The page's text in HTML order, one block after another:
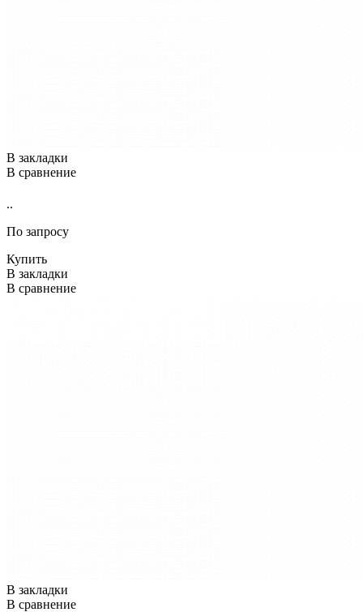
В закладки
В сравнение
..
По запросу
Купить
В закладки
В сравнение
В закладки
В сравнение